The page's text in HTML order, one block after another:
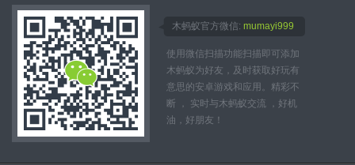
木蚂蚁官方微信: mumayi999
使用微信扫描功能扫描即可添加
木蚂蚁为好友，及时获取好玩有
意思的安卓游戏和应用。精彩不
断 ， 实时与木蚂蚁交流 ，好机
油，好朋友！